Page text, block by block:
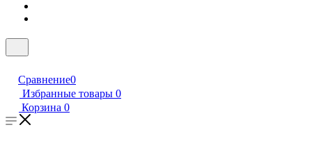
Сравнение0
Избранные товары 0
Корзина 0